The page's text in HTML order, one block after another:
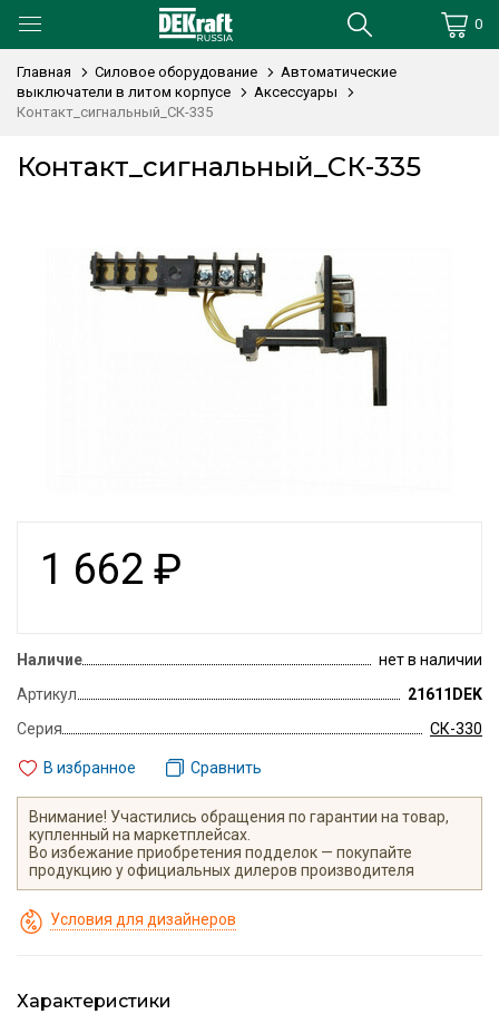
0
Главная Силовое оборудование
Автоматические
выключатели в литом корпусе
Аксессуары
Контакт_сигнальный_СК-335
Контакт_сигнальный_СК-335
1 662 ₽
Наличие
нет в наличии
Артикул
21611DEK
Серия
СК-330
В избранное Сравнить
Внимание! Участились обращения по гарантии на товар,
купленный на маркетплейсах.
Во избежание приобретения подделок — покупайте
продукцию у официальных дилеров производителя
Условия для дизайнеров
Характеристики